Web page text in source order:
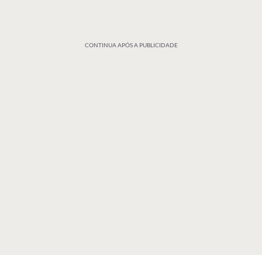
CONTINUA APÓS A PUBLICIDADE